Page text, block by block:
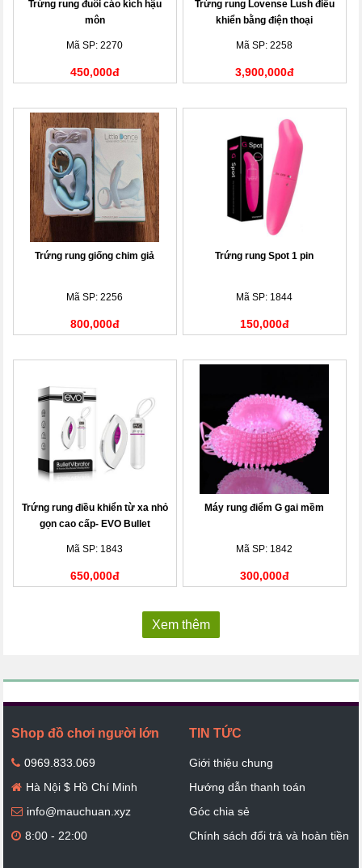
Trứng rung đuôi cáo kích hậu
môn
Mã SP: 2270
450,000đ
Trứng rung Lovense Lush điều
khiển bằng điện thoại
Mã SP: 2258
3,900,000đ
Trứng rung giống chim giả
Mã SP: 2256
800,000đ
Trứng rung Spot 1 pin
Mã SP: 1844
150,000đ
Trứng rung điều khiển từ xa nhỏ
gọn cao cấp- EVO Bullet
Mã SP: 1843
650,000đ
Máy rung điểm G gai mềm
Mã SP: 1842
300,000đ
Xem thêm
Shop đồ chơi người lớn
0969.833.069
Hà Nội $ Hồ Chí Minh
info@mauchuan.xyz
8:00 - 22:00
TIN TỨC
Giới thiệu chung
Hướng dẫn thanh toán
Góc chia sẻ
Chính sách đổi trả và hoàn tiền